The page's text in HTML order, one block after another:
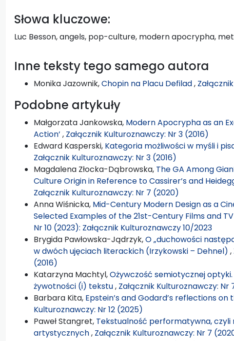
Słowa kluczowe:
Luc Besson, angels, pop-culture, modern apocrypha,
Inne teksty tego samego autora
Monika Jazownik,Chopin na Placu Defilad,
Podobne artykuły
Małgorzata Jankowska, Modern Apocrypha as an
Action’ , Załącznik Kulturoznawczy: Nr 3 (2016)
Edward Kasperski, Kategoria możliwości w myśli i
Załącznik Kulturoznawczy: Nr 3 (2016)
Magdalena Złocka-Dąbrowska, The GA Among
Culture Origin in Reference to Cassirer’s and
Załącznik Kulturoznawczy: Nr 7 (2020)
Anna Wiśnicka, Mid-Century Modern Design as a
Selected Examples of the 21st-Century Films and
Nr 10 (2023): Załącznik Kulturoznawczy 10/2023
Brygida Pawłowska-Jądrzyk,O „duchowości
w dwóch ujęciach literackich (Irzykowski – Dehnel) ,
(2016)
Katarzyna Machtyl,Ożywczość semiotycznej
żywotności (i) tekstu, Załącznik Kulturoznawczy: Nr
Barbara Kita, Epstein’s and Godard’s reflections
Kulturoznawczy: Nr 12 (2025)
Paweł Stangret, Tekstualność performatywna,
artystycznych, Załącznik Kulturoznawczy: Nr 7